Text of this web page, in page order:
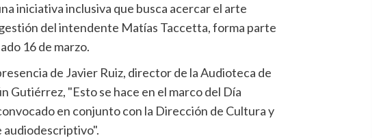
iniciativa inclusiva que busca acercar el arte
del intendente Matías Taccetta, forma parte
16 de marzo.
de Javier Ruiz, director de la Audioteca de
Gutiérrez, "Esto se hace en el marco del Día
en conjunto con la Dirección de Cultura y
audiodescriptivo".